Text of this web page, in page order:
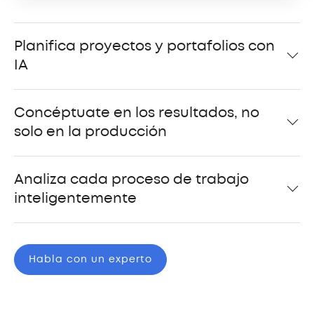
Planifica proyectos y portafolios con
IA
Concéptuate en los resultados, no
solo en la producción
Analiza cada proceso de trabajo
inteligentemente
Habla con un experto